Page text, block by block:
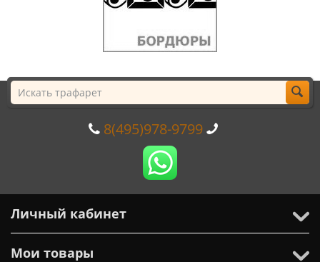
8(495)978-9799
Личный кабинет
Мои товары